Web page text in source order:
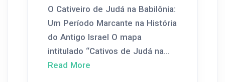
O Cativeiro de Judá na Babilônia:
Um Período Marcante na História
do Antigo Israel O mapa
intitulado “Cativos de Judá na...
Read More